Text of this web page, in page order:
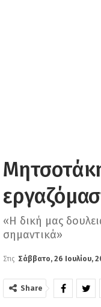
«Η δική μας
σημαντικά»
Στις Σάββατο, 26 Ιουλίου,
Share